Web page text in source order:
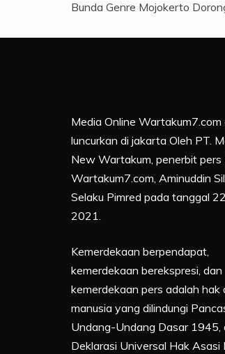
Bunda Genre Mojokerto
Media Online Wartakum7.com
luncurkan di jakarta Oleh PT.
New Wartakum, penerbit pers
Wartakum7.com, Aminuddin
Selaku Pimred pada tanggal 22
2021.
Kemerdekaan berpendapat,
kemerdekaan berekspresi, dan
kemerdekaan pers adalah hak
manusia yang dilindungi
Undang-Undang Dasar 1945,
Deklarasi Universal Hak Asasi